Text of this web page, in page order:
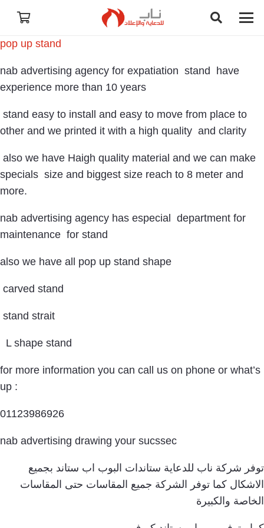
pop up stand
nab advertising agency for expatiation stand have
experience more than 10 years
stand easy to install and easy to move from place to
other and we printed it with a high quality and clarity
also we have Haigh quality material and we can make
specials size and biggest size reach to 8 meter and
more.
nab advertising agency has especial department for
maintenance for stand
also we have all pop up stand shape
carved stand
stand strait
L shape stand
for more information you can call us on phone or what’s
up :
01123986926
nab advertising drawing your sucssec
توفر شركة ناب للدعاية ستاندات البوب اب ستاند بجميع
الاشكال كما توفر الشركة جميع المقاسات حتى المقاسات
الخاصة والكبيرة